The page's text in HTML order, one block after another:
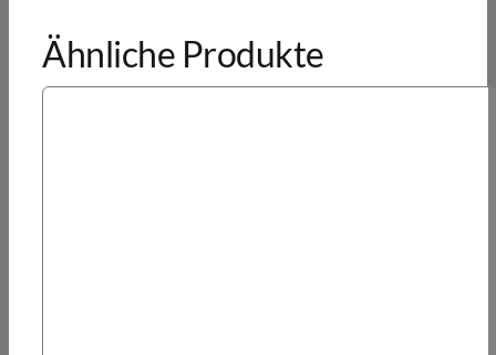
Ähnliche Produkte